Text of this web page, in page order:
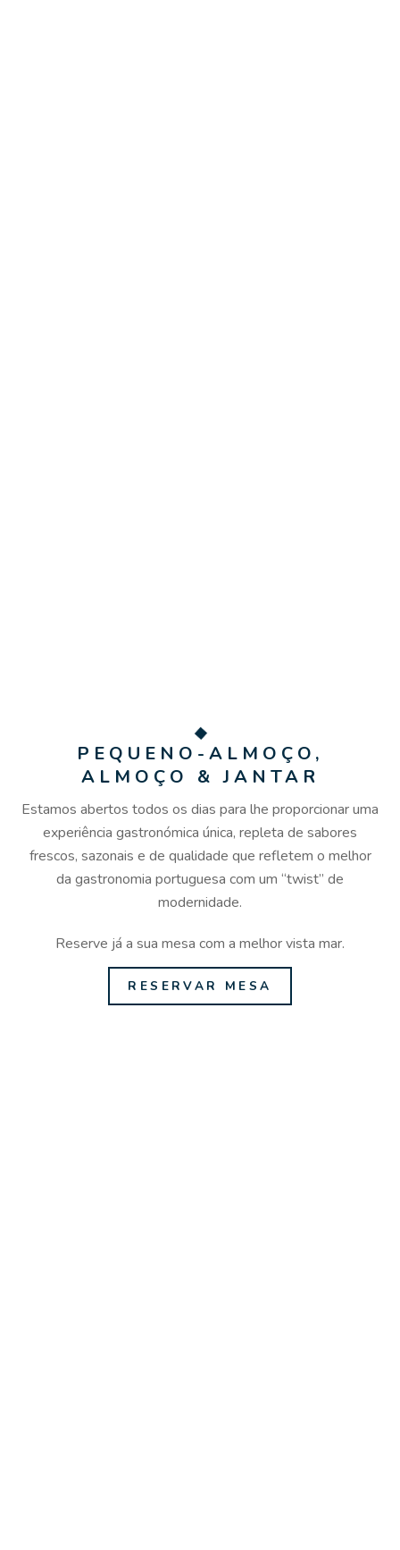
PEQUENO-ALMOÇO,
ALMOÇO & JANTAR
Estamos abertos todos os dias para lhe proporcionar uma
experiência gastronómica única, repleta de sabores
frescos, sazonais e de qualidade que refletem o melhor
da gastronomia portuguesa com um “twist” de
modernidade.
Reserve já a sua mesa com a melhor vista mar.
RESERVAR MESA